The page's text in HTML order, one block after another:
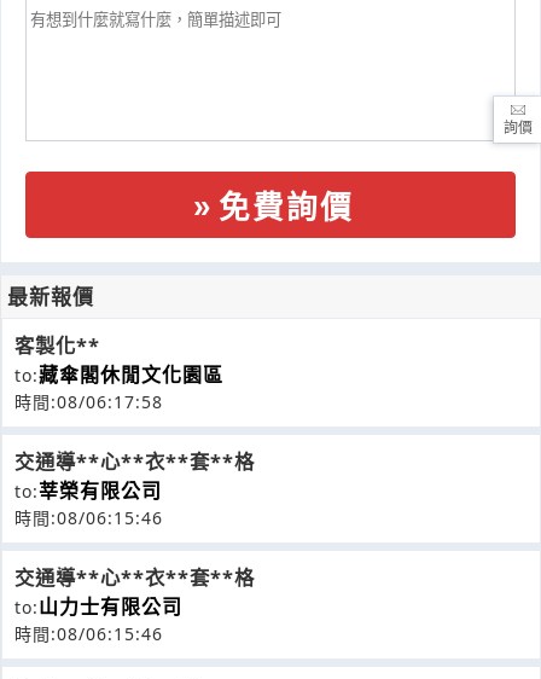
免費詢價
最新報價
客製化**
to:藏傘閣休閒文化園區
時間:08/06:17:58
交通導**心**衣**套**格
to:莘榮有限公司
時間:08/06:15:46
交通導**心**衣**套**格
to:山力士有限公司
時間:08/06:15:46
詢價